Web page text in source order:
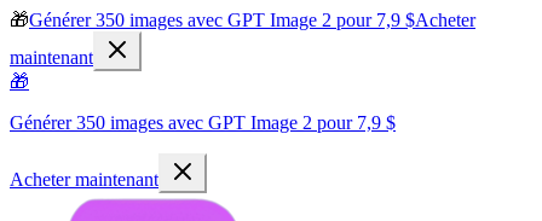
🎁Générer 350 images avec GPT Image 2 pour 7,9 $Acheter
maintenant
🎁
Générer 350 images avec GPT Image 2 pour 7,9 $
Acheter maintenant